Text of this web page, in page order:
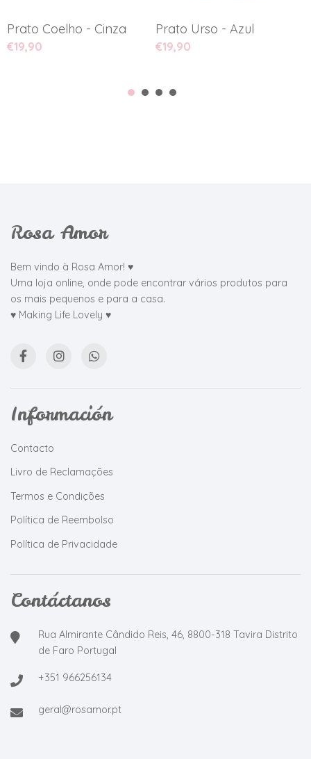
Prato Coelho - Cinza
€19,90
Prato Urso - Azul
€19,90
Rosa Amor
Bem vindo à Rosa Amor! ♥
Uma loja online, onde pode encontrar vários produtos para
os mais pequenos e para a casa.
♥ Making Life Lovely ♥
Información
Contacto
Livro de Reclamações
Termos e Condições
Política de Reembolso
Política de Privacidade
Contáctanos
Rua Almirante Cândido Reis, 46, 8800-318 Tavira Distrito
de Faro Portugal
+351 966256134
geral@rosamor.pt